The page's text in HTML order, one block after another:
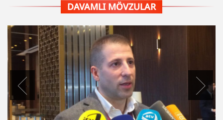
DAVAMLI MÖVZULAR